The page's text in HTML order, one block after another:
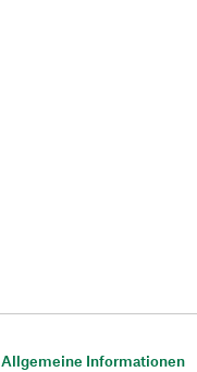
Allgemeine Informationen